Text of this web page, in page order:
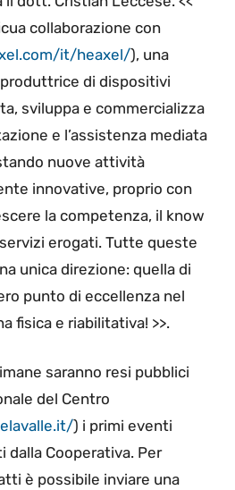
collaborazione con
it/heaxel/), una
di dispositivi
sviluppa e commercializza
e l’assistenza mediata
nuove attività
innovative, proprio con
la competenza, il know
erogati. Tutte queste
unica direzione: quella di
punto di eccellenza nel
fisica e riabilitativa! >>.
saranno resi pubblici
del Centro
) i primi eventi
Cooperativa. Per
è possibile inviare una